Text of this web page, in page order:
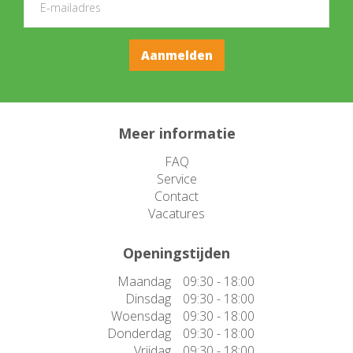
Meer informatie
FAQ
Service
Contact
Vacatures
Openingstijden
Maandag
09:30 - 18:00
Dinsdag
09:30 - 18:00
Woensdag
09:30 - 18:00
Donderdag
09:30 - 18:00